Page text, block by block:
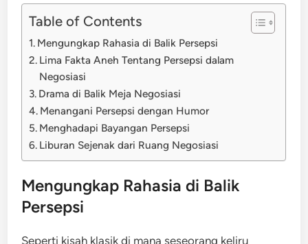
Table of Contents
Mengungkap Rahasia di Balik Persepsi
Lima Fakta Aneh Tentang Persepsi dalam
Negosiasi
Drama di Balik Meja Negosiasi
Menangani Persepsi dengan Humor
Menghadapi Bayangan Persepsi
Liburan Sejenak dari Ruang Negosiasi
Mengungkap Rahasia di Balik
Persepsi
Seperti kisah klasik di mana seseorang keliru